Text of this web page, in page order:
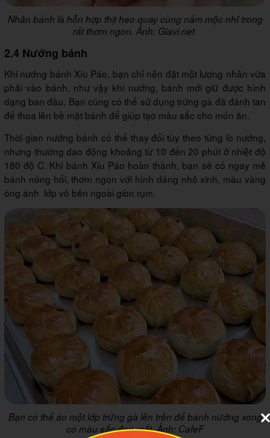
Nhân bánh là hỗn hợp thịt heo quay cùng nấm mộc nhĩ trong
rất thơm ngon. Ảnh: Giavi.net
2.4 Nướng bánh
Khi nướng bánh Xíu Páo, bạn chỉ nên đặt một lượng nhân vừa
phải vào bánh, như vậy khi nướng, bánh mới giữ được hình
dạng ban đầu. Bạn cũng có thể sử dụng trứng gà đã đánh tan
để thoa lên bề mặt bánh để giúp tạo màu sắc cho món ăn.
Thời gian nướng bánh có thể thay đổi tùy theo từng lò nướng,
nhưng thường dao động khoảng từ 10 đến 20 phút ở nhiệt độ
180 độ C. Khi bánh Xíu Páo hoàn thành, bạn sẽ có ngay mẻ
bánh nóng hổi, thơm ngon với hình dáng nhỏ xinh, màu vàng
óng ánh lớp vỏ bên ngoài giòn rụm.
Bạn có thể áo một lớp trứng gà lên trên để bánh nướng xong
có màu sắc đẹp mắt. Ảnh: CafeF